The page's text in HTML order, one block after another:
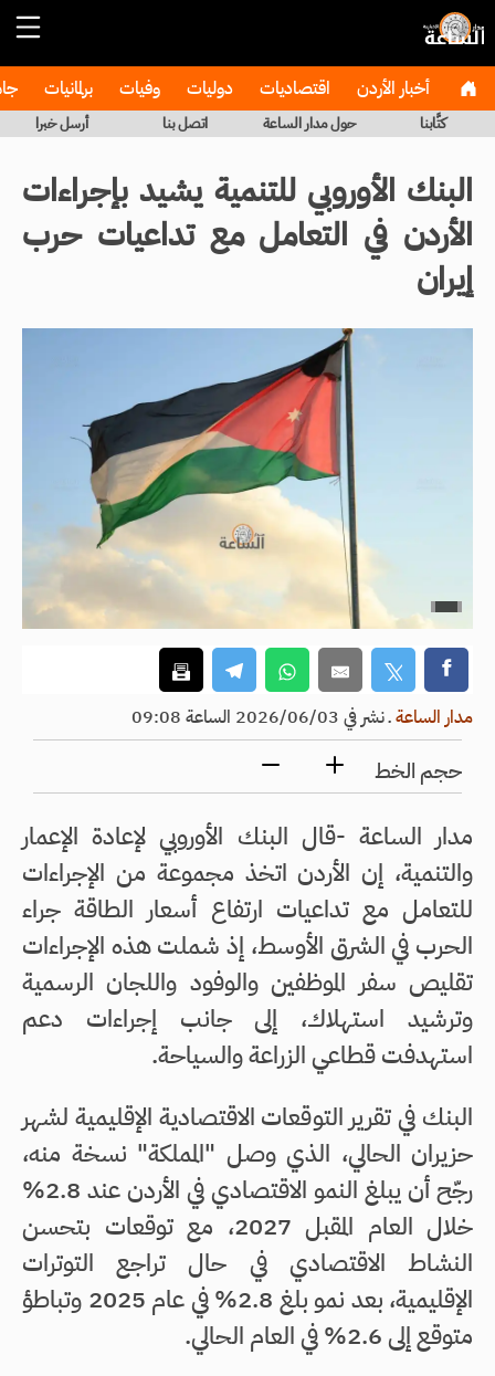
أخبار الأردن اقتصاديات دوليات وفيات برلمانيات
كتَّابنا حول مدار الساعة اتصل بنا أرسل خبرا
البنك الأوروبي للتنمية يشيد بإجراءات
الأردن في التعامل مع تداعيات حرب
إيران
مدار الساعةـنشر في 2026/06/03 الساعة 09:08
حجم الخط
مدار الساعة -قال البنك الأوروبي لإعادة الإعمار
والتنمية، إن الأردن اتخذ مجموعة من الإجراءات
للتعامل مع تداعيات ارتفاع أسعار الطاقة جراء
الحرب في الشرق الأوسط، إذ شملت هذه الإجراءات
تقليص سفر الموظفين والوفود واللجان الرسمية
وترشيد استهلاك، إلى جانب إجراءات دعم
استهدفت قطاعي الزراعة والسياحة.
البنك في تقرير التوقعات الاقتصادية الإقليمية لشهر
حزيران الحالي، الذي وصل "المملكة" نسخة منه،
رجّح أن يبلغ النمو الاقتصادي في الأردن عند 2.8%
خلال العام المقبل 2027، مع توقعات بتحسن
النشاط الاقتصادي في حال تراجع التوترات
الإقليمية، بعد نمو بلغ 2.8% في عام 2025 وتباطؤ
متوقع إلى 2.6% في العام الحالي.